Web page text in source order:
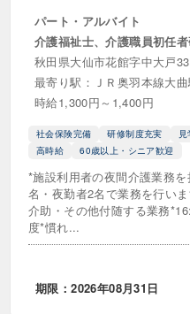
パート・アルバイト
介護福祉士、介護職員初任
秋田県大仙市花館字中大戸
最寄り駅：ＪＲ奥羽本線大曲
時給1,300円～1,400円
社会保険完備 研修制度充実
高時給
60歳以上・シニア歓迎
*施設利用者の夜間介護業務
名・夜勤者2名で業務を行い
介助・その他付随する業務
度*慣れ...
期限：2026年08月31日